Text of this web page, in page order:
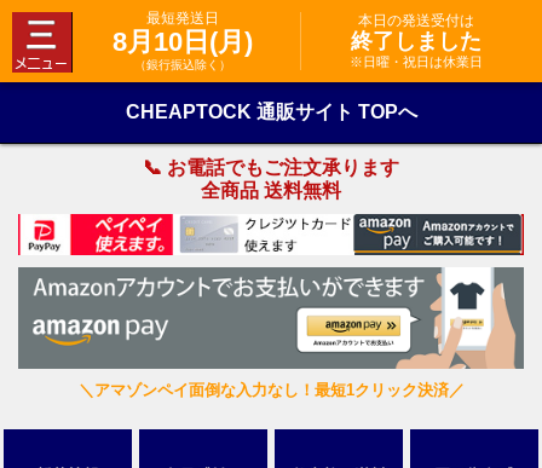
最短発送日
8月10日(月)
（銀行振込除く）
本日の発送受付は
終了しました
※日曜・祝日は休業日
CHEAPTOCK 通販サイト TOPへ
📞 お電話でもご注文承ります
全商品 送料無料
＼アマゾンペイ面倒な入力なし！最短1クリック決済／